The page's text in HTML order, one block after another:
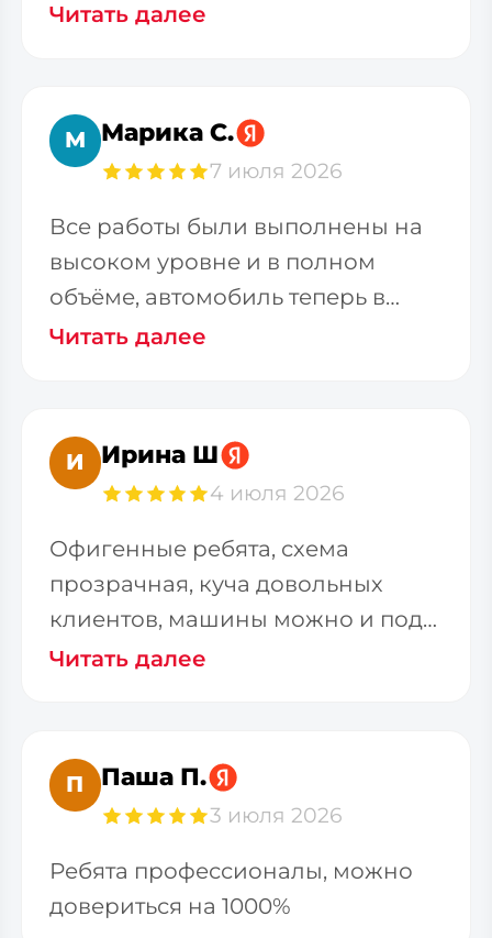
телеграм-каналом. Меня
Читать далее
М Марика С.
7 июля 2026
Все работы были выполнены на
высоком уровне и в полном
объёме, автомобиль теперь в
гараже. Большое спасибо
Читать далее
И Ирина Ш
4 июля 2026
Офигенные ребята, схема
прозрачная, куча довольных
клиентов, машины можно и под
заказ и из наличия приобрести
Читать далее
П Паша П.
3 июля 2026
Ребята профессионалы, можно
довериться на 1000%